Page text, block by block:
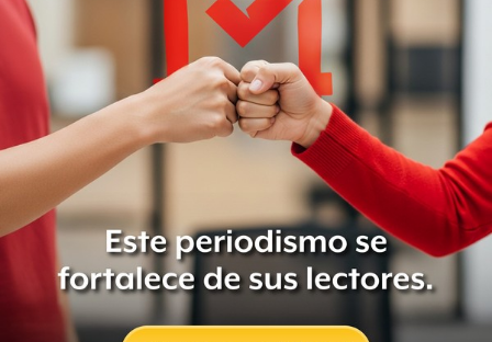
En consecuencia el próximo cuatro de diciembre, la
consejera
María Marván asumirá, en sesión
extraordinaria, la dirección del órgano electoral
manera provisional que ocuparaúnicamente por
periodo de un mes,informaMilenio.
Dicha situación se desprende de un acuerdo alcanzado
en el seno del Consejo General por el que sus únicos
cuatro integrantes establecieron, en un hecho inédito,
una presidencia“temporal rotativa y colegiada”en
tanto se restablece la institucionalidad.
Con información de Milenio